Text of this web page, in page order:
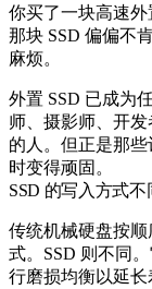
你买了一块高速
那块 SSD 偏偏不
麻烦。
外置 SSD 已成为
师、摄影师、开
的人。但正是那
时变得顽固。
SSD 的写入方式不
传统机械硬盘按
式。SSD 则不同
行磨损均衡以延